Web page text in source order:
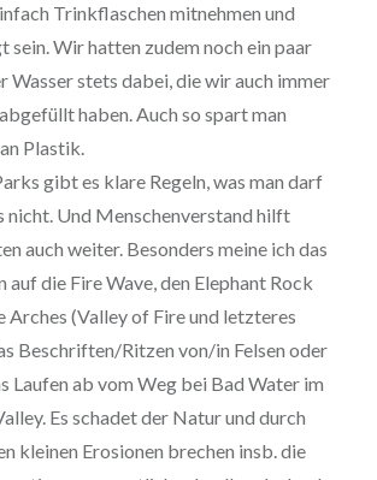
Trinkflaschen mitnehmen und
sein. Wir hatten zudem noch ein paar
Wasser stets dabei, die wir auch immer
haben. Auch so spart man
Plastik.
gibt es klare Regeln, was man darf
nicht. Und Menschenverstand hilft
auch weiter. Besonders meine ich das
auf die Fire Wave, den Elephant Rock
Arches (Valley of Fire und letzteres
Beschriften/Ritzen von/in Felsen oder
Laufen ab vom Weg bei Bad Water im
Es schadet der Natur und durch
kleinen Erosionen brechen insb. die